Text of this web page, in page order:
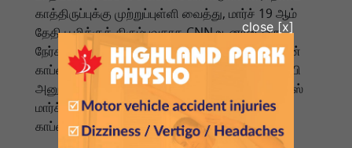
காத்திருப்புக்கு முற்றுப்புள்ளி வைத்து, மார்ச் 19 ஆம்
தேதி பூமிக்குத் திரும்புவதாக CNN உடனான ஒரு
நேர்காணலில் புட்ச் கூறினார். ஸ்பேஸ்எக்ஸின் டிராகன்
காப்ஸ்யூல் இருவரையும் பாதுகாப்பாக பூமிக்கு திருப்பி
அனுப்புவதற்கு பொறுப்பாகும். இதற்காக, ஸ்பேஸ்எக்ஸ்
மார்ச் 12 அன்று க்ரூ-10 மிஷன் குழுவுடன் டிராகன்
காப்ஸ்யூலை ஏவவுள்ளது.